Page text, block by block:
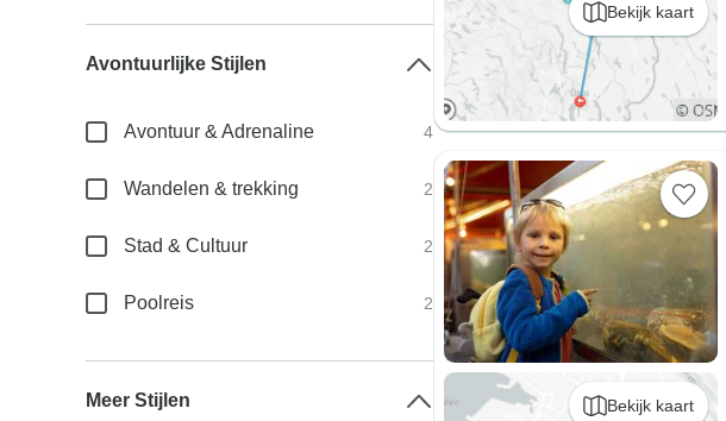
Bekijk kaart
Bekijk kaart
Avontuurlijke Stijlen
Avontuur & Adrenaline 4
Wandelen & trekking 2
Stad & Cultuur 2
Poolreis 2
Meer Stijlen